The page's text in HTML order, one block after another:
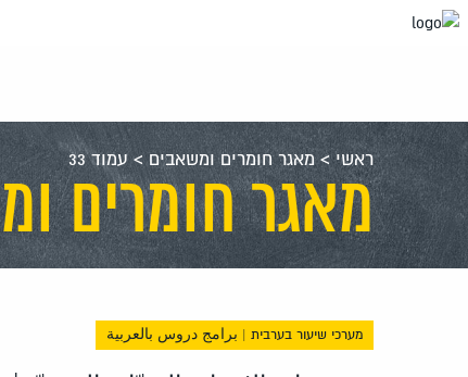
עבור
ראשי>מאגר חומרים ומשאבים> עמוד 33
מאגר חומרים
מערכי שיעור בערבית | برامج دروس بالعربية